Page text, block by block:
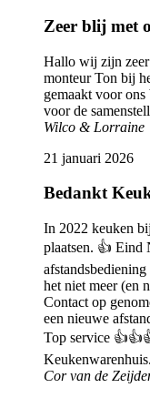
Zeer blij met
Hallo wij zijn
monteur Ton bij
gemaakt voor
voor de
Wilco & Lorraine
21 januari 2026
Bedankt
In 2022 keuken
plaatsen. 👍 Eind
het niet meer (en
Contact op
een nieuwe
Top service
Keukenwarenhuis.
Cor van de